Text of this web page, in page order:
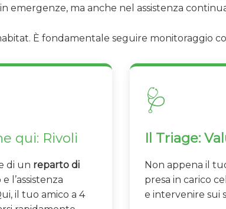
emergenze, ma anche nel assistenza
È fondamentale seguire monitoraggio
qui: Rivoli
di un reparto di
l’assistenza
il tuo amico a 4
🩺
Il Triage:
Non appena il
presa in carico
e intervenire sui